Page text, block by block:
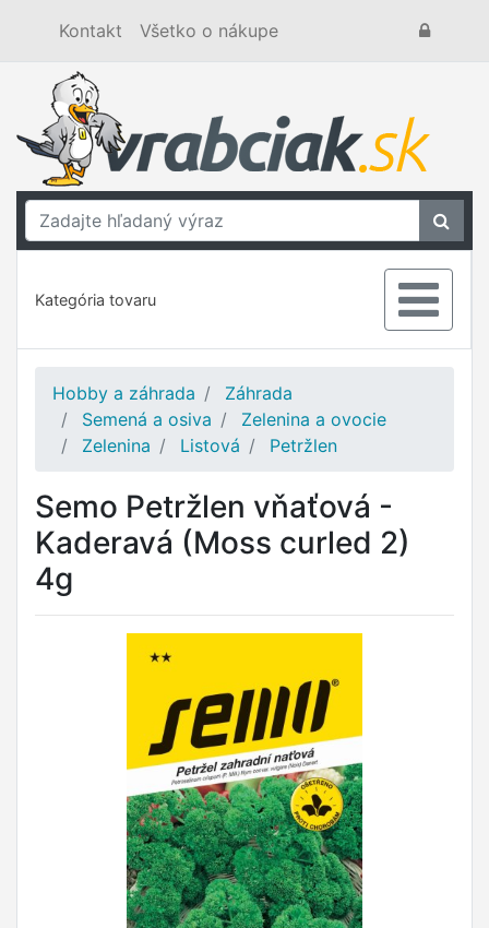
Kontakt Všetko o nákupe
Kategória tovaru
Hobby a záhrada
Záhrada
Semená a osiva
Zelenina a ovocie
Zelenina
Listová Petržlen
Semo Petržlen vňaťová -
Kaderavá (Moss curled 2)
4g